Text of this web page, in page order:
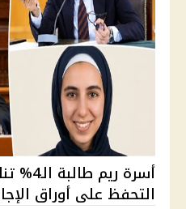
أسرة
التحفظ على أوراق